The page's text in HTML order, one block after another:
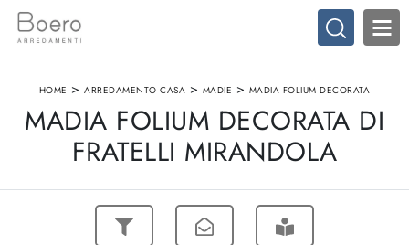
HOME >ARREDAMENTO CASA > MADIE > MADIA FOLIUM DECORATA
MADIA FOLIUM DECORATA DI
FRATELLI MIRANDOLA